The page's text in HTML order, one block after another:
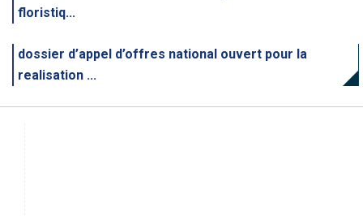
floristiq...
dossier d’appel d’offres national ouvert pour la
realisation ...